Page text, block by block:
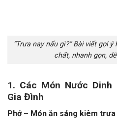
“Trưa nay nấu gì?” Bài viết gợi
chất, nhanh gọn,
1. Các Món Nước Dinh
Gia Đình
Phở – Món ăn sáng kiêm